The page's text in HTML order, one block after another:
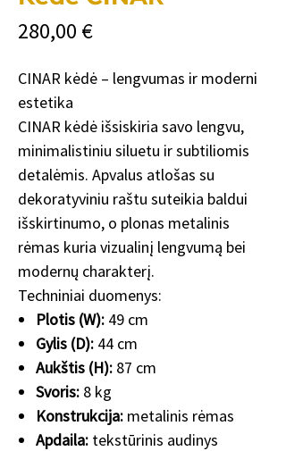
280,00 €Cena
CINAR kėdė – lengvumas ir moderni
estetika
CINAR kėdė išsiskiria savo lengvu,
minimalistiniu siluetu ir subtiliomis
detalėmis. Apvalus atlošas su
dekoratyviniu raštu suteikia baldui
išskirtinumo, o plonas metalinis
rėmas kuria vizualinį lengvumą bei
modernų charakterį.
Techniniai duomenys:
Plotis (W): 49 cm
Gylis (D): 44 cm
Aukštis (H): 87 cm
Svoris: 8 kg
Konstrukcija: metalinis rėmas
Apdaila: tekstūrinis audinys